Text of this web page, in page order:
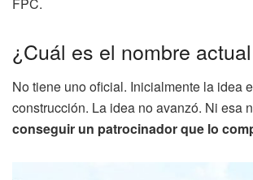
FPC.
¿Cuál es el nombre
No tiene uno oficial. Inicialmente la idea
construcción. La idea no avanzó. Ni esa
conseguir un patrocinador que lo